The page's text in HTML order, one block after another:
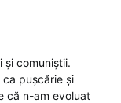
și comuniștii.
pușcărie și
că n-am evoluat